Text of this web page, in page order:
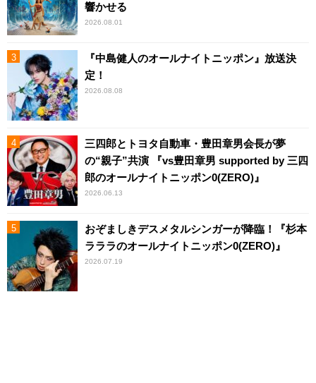
響かせる
2026.08.01
『中島健人のオールナイトニッポン』放送決
定！
2026.08.08
三四郎とトヨタ自動車・豊田章男会長が夢
の“親子”共演 『vs豊田章男 supported by 三四
郎のオールナイトニッポン0(ZERO)』
2026.06.13
おぞましきデスメタルシンガーが降臨！『杉本
ラララのオールナイトニッポン0(ZERO)』
2026.07.19